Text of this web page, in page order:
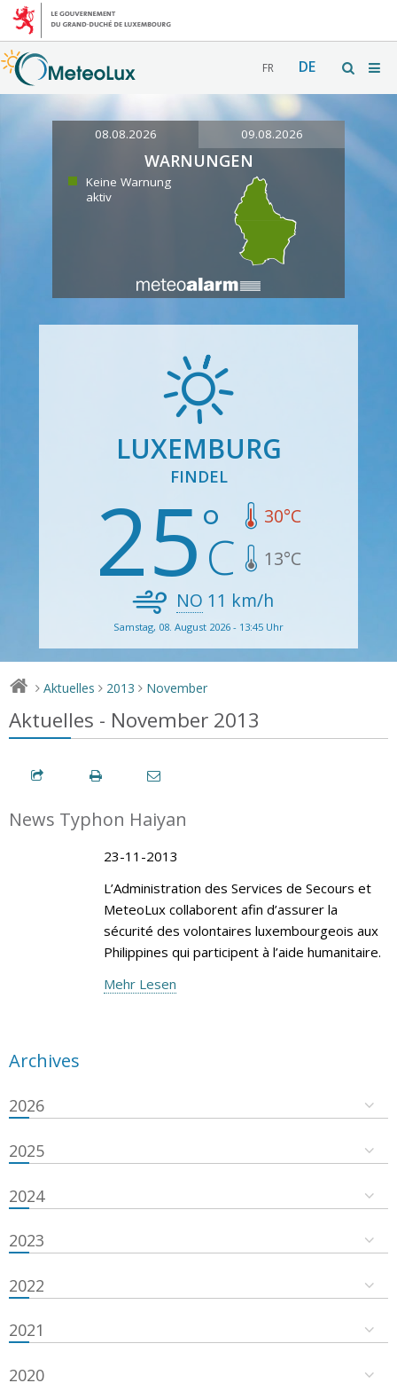
FR DE
08.08.2026 09.08.2026
WARNUNGEN
Keine Warnung
aktiv
LUXEMBURG
FINDEL
25 30°C
13°C
NO 11 km/h
Samstag, 08. August 2026 - 13:45 Uhr
> Aktuelles > 2013 > November
Aktuelles - November 2013
News Typhon Haiyan
23-11-2013
L’Administration des Services de Secours et
MeteoLux collaborent afin d’assurer la
sécurité des volontaires luxembourgeois aux
Philippines qui participent à l’aide humanitaire.
Mehr Lesen
Archives
2026
2025
2024
2023
2022
2021
2020